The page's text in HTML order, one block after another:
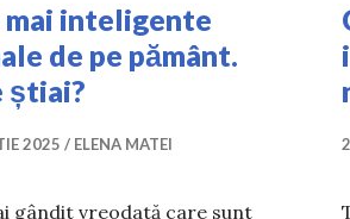
mai inteligente
de pe pământ.
știai?
2025 ELENA MATEI
gândit vreodată care sunt